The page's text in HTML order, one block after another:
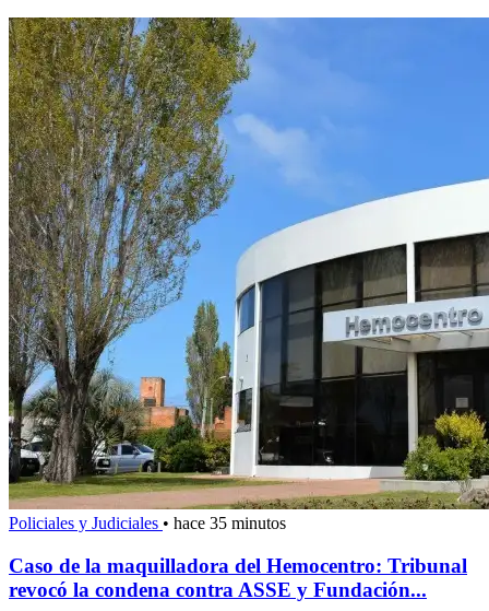
Policiales y Judiciales • hace 35 minutos
Caso de la maquilladora del Hemocentro: Tribunal
revocó la condena contra ASSE y Fundación...